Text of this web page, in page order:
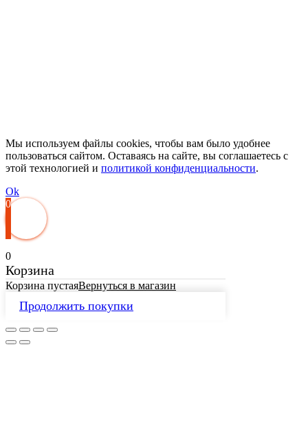
Мы используем файлы cookies, чтобы вам было удобнее
пользоваться сайтом. Оставаясь на сайте, вы соглашаетесь с
этой технологией и политикой конфиденциальности.
Ok
0
0
Корзина
Корзина пустаяВернуться в магазин
Продолжить покупки